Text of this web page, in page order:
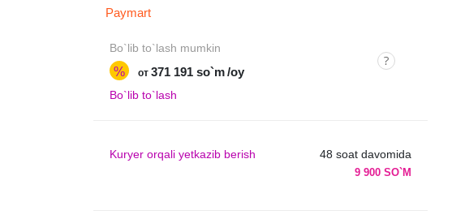
Paymart
Bo`lib to`lash mumkin
% от 371 191 so`m /oy
Bo`lib to`lash
Kuryer orqali yetkazib berish 48 soat davomida
9 900 SO`M